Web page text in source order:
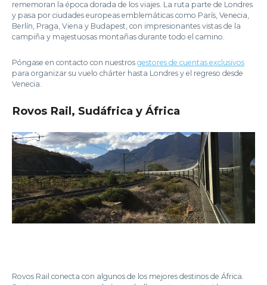
rememoran la época dorada de los viajes. La ruta parte de Londres
y pasa por ciudades europeas emblemáticas como París, Venecia,
Berlín, Praga, Viena y Budapest, con impresionantes vistas de la
campiña y majestuosas montañas durante todo el camino.
Póngase en contacto con nuestros gestores de cuentas exclusivos
para organizar su vuelo chárter hasta Londres y el regreso desde
Venecia.
Rovos Rail, Sudáfrica y África
Rovos Rail conecta con algunos de los mejores destinos de África.